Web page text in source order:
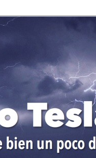
de ciencia